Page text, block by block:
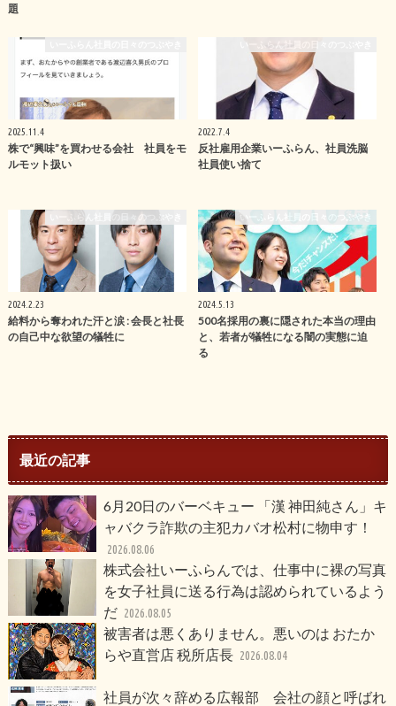
題
2025.11.4
株で“興味”を買わせる会社 社員をモ
ルモット扱い
いーふらん社員の日々のつぶやき
2022.7.4
反社雇用企業いーふらん、社員洗脳
社員使い捨て
いーふらん社員の日々のつぶやき
2024.2.23
給料から奪われた汗と涙 : 会長と社長
の自己中な欲望の犠牲に
いーふらん社員の日々のつぶやき
2024.5.13
500名採用の裏に隠された本当の理由
と、若者が犠牲になる闇の実態に迫
る
最近の記事
6月20日のバーベキュー 「漢 神田純さん」キ
ャバクラ詐欺の主犯カバオ松村に物申す！
2026.08.06
株式会社いーふらんでは、仕事中に裸の写真
を女子社員に送る行為は認められているよう
だ 2026.08.05
被害者は悪くありません。悪いのは おたか
らや直営店 税所店長 2026.08.04
社員が次々辞める広報部 会社の顔と呼ばれ